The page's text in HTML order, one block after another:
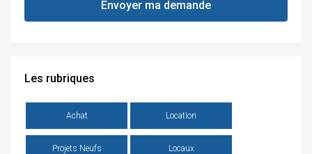
Les rubriques
Achat Location
Projets Neufs Locaux